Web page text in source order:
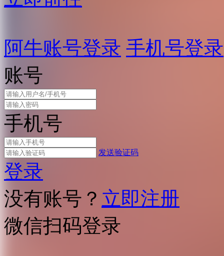
阿牛账号登录 手机号登录
账号
手机号
发送验证码
登录
没有账号？ 立即注册
微信扫码登录